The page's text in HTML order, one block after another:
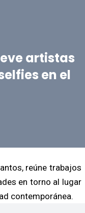
artistas
en el
reúne trabajos
en torno al lugar
contemporánea.